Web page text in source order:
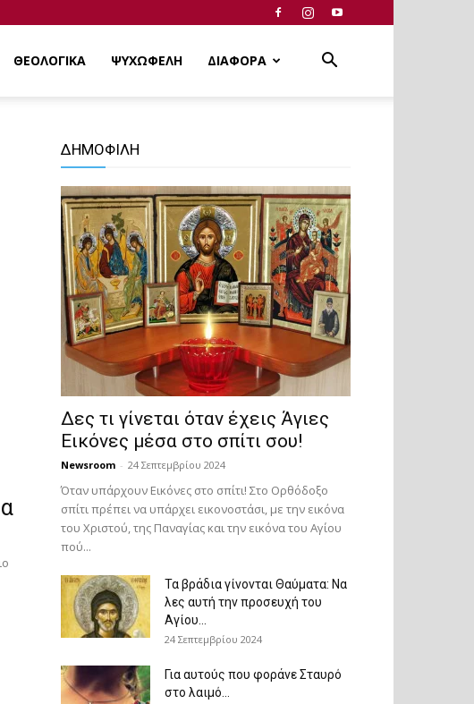
ΘΕΟΛΟΓΙΚΑ ΨΥΧΩΦΕΛΗ ΔΙΑΦΟΡΑ
ΔΗΜΟΦΙΛΗ
Δες τι γίνεται όταν έχεις Άγιες
Εικόνες μέσα στο σπίτι σου!
Newsroom - 24 Σεπτεμβρίου 2024
Όταν υπάρχουν Εικόνες στο σπίτι! Στο Ορθόδοξο
σπίτι πρέπει να υπάρχει εικονοστάσι, με την εικόνα
του Χριστού, της Παν­αγίας και την εικόνα του Αγίου
πού...
Τα βράδια γίνονται Θαύματα: Να
λες αυτή την προσευχή του
Αγίου...
24 Σεπτεμβρίου 2024
Για αυτούς που φοράνε Σταυρό
στο λαιμό…